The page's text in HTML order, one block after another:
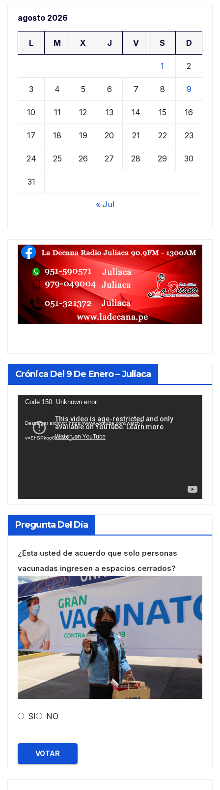
agosto 2026
L M X J V S D
1 2
3 4 5 6 7 8 9
10 11 12 13 14 15 16
17 18 19 20 21 22 23
24 25 26 27 28 29 30
31
« Jul
Crónica Del 9 De Enero – Juliaca
Reproductor
vídeo
Code 150: Unknown error.
Descargar archivo: https://www.youtube.com/watch?
v=EhSPkop8KPY&_=1
Pregunta Del Día
¿Esta usted de acuerdo que solo personas
vacunadas ingresen a espacios cerrados?
SI NO
VOTAR